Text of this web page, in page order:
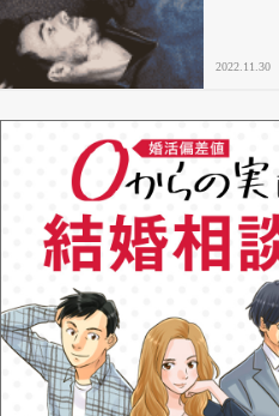
2022.11.30